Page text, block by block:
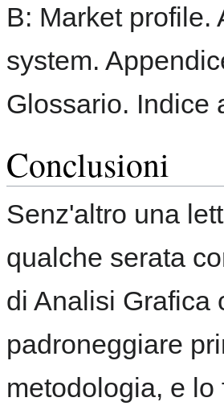
B: Market profile.
system.
Glossario. Indice
Conclusioni
Senz'altro una
qualche serata
di Analisi Grafica
padroneggiare
metodologia, e